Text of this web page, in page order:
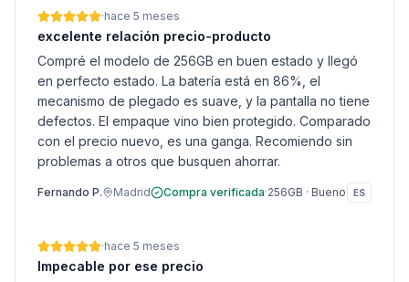
·hace 5 meses
excelente relación precio-producto
Compré el modelo de 256GB en buen estado y llegó
en perfecto estado. La batería está en 86%, el
mecanismo de plegado es suave, y la pantalla no tiene
defectos. El empaque vino bien protegido. Comparado
con el precio nuevo, es una ganga. Recomiendo sin
problemas a otros que busquen ahorrar.
Fernando P. Madrid Compra verificada·256GB · Bueno ES
·hace 5 meses
Impecable por ese precio